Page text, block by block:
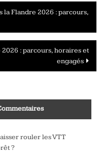
la Flandre 2026 : parcours,
: parcours, horaires et
engagés
rouler les VTT
?